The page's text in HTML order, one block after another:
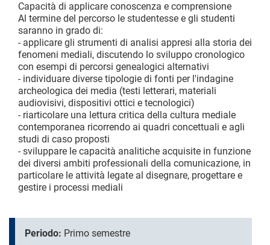
Capacità di applicare conoscenza e comprensione
Al termine del percorso le studentesse e gli studenti
saranno in grado di:
- applicare gli strumenti di analisi appresi alla storia dei
fenomeni mediali, discutendo lo sviluppo cronologico
con esempi di percorsi genealogici alternativi
- individuare diverse tipologie di fonti per l'indagine
archeologica dei media (testi letterari, materiali
audiovisivi, dispositivi ottici e tecnologici)
- riarticolare una lettura critica della cultura mediale
contemporanea ricorrendo ai quadri concettuali e agli
studi di caso proposti
- sviluppare le capacità analitiche acquisite in funzione
dei diversi ambiti professionali della comunicazione, in
particolare le attività legate al disegnare, progettare e
gestire i processi mediali
Periodo: Primo semestre